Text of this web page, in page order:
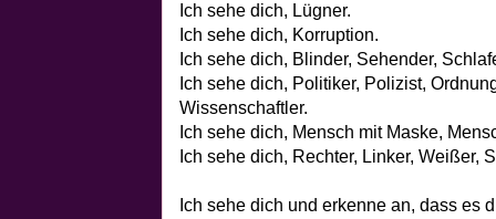
Ich sehe dich, Lügner.
Ich sehe dich, Korruption.
Ich sehe dich, Blinder, Sehender,
Ich sehe dich, Politiker, Polizist,
Wissenschaftler.
Ich sehe dich, Mensch mit Maske,
Ich sehe dich, Rechter, Linker, Weißer,
Ich sehe dich und erkenne an, dass es